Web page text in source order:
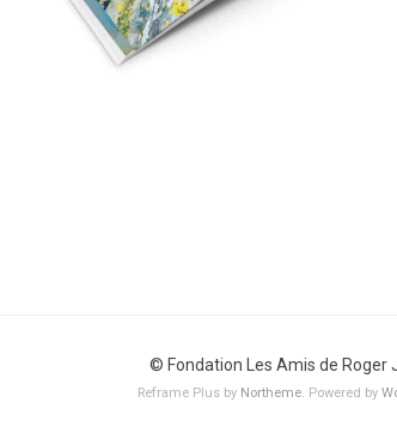
© Fondation Les Amis de Roger
Reframe Plus by Northeme. Powered by